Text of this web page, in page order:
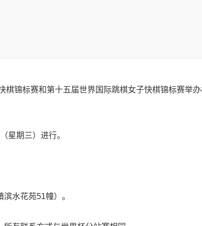
锦标赛和第十五届世界国际跳棋女子快棋锦标赛举办
期三）进行。
水花苑51幢）。